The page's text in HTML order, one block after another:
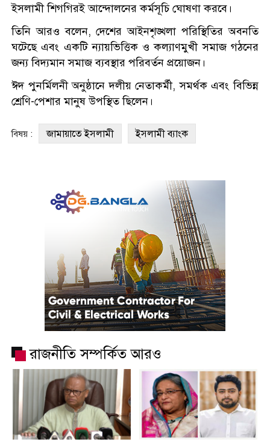
ইসলামী শিগগিরই আন্দোলনের কর্মসূচি ঘোষণা করবে।
তিনি আরও বলেন, দেশের আইনশৃঙ্খলা পরিস্থিতির অবনতি
ঘটেছে এবং একটি ন্যায়ভিত্তিক ও কল্যাণমুখী সমাজ গঠনের
জন্য বিদ্যমান সমাজ ব্যবস্থার পরিবর্তন প্রয়োজন।
ঈদ পুনর্মিলনী অনুষ্ঠানে দলীয় নেতাকর্মী, সমর্থক এবং বিভিন্ন
শ্রেণি-পেশার মানুষ উপস্থিত ছিলেন।
বিষয় : জামায়াতে ইসলামী ইসলামী ব্যাংক
রাজনীতি সম্পর্কিত আরও